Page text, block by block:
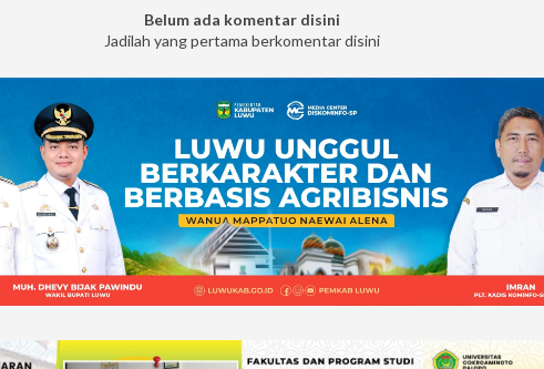
Belum ada komentar disini
Jadilah yang pertama berkomentar disini